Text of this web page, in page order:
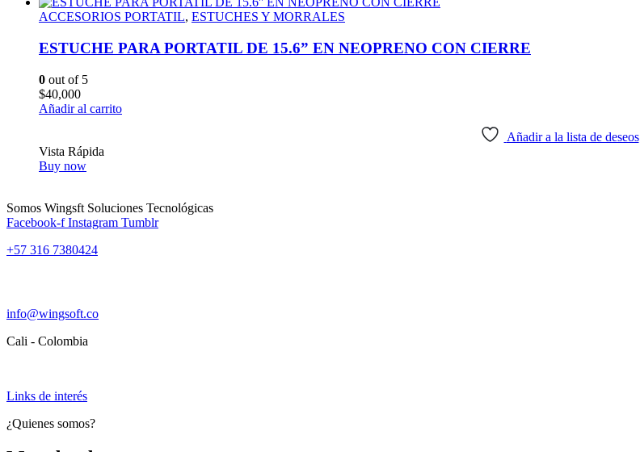
ACCESORIOS PORTATIL, ESTUCHES Y MORRALES
ESTUCHE PARA PORTATIL DE 15.6” EN NEOPRENO CON CIERRE
0 out of 5
$40,000
Añadir al carrito
Añadir a la lista de deseos
Vista Rápida
Buy now
Somos Wingsft Soluciones Tecnológicas
Facebook-f Instagram Tumblr
+57 316 7380424
info@wingsoft.co
Cali - Colombia
Links de interés
¿Quienes somos?